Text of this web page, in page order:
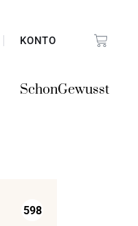
KONTO
SchonGewusst
598